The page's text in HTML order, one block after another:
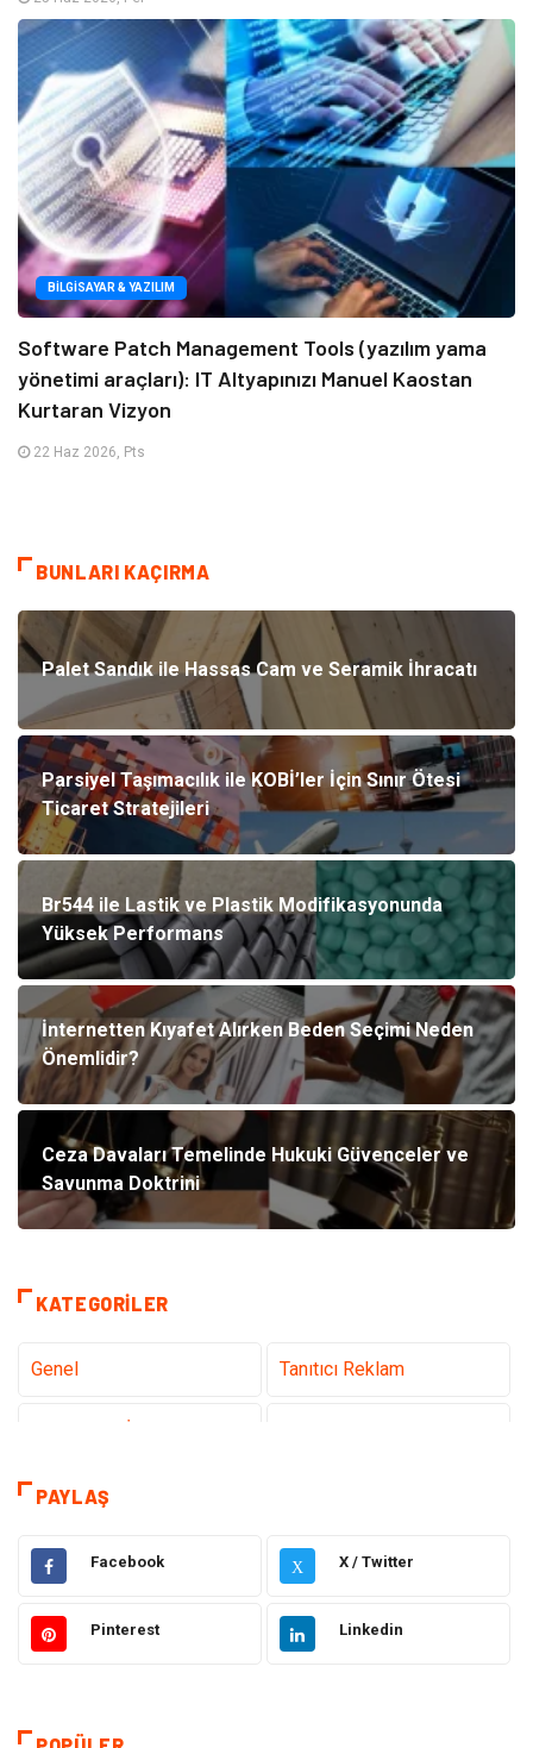
BILGISAYAR & YAZILIM
Software Patch Management Tools (yazılım yama
yönetimi araçları): IT Altyapınızı Manuel Kaostan
Kurtaran Vizyon
22 Haz 2026, Pts
BUNLARI KAÇIRMA
Palet Sandık ile Hassas Cam ve Seramik İhracatı
Parsiyel Taşımacılık ile KOBİ’ler İçin Sınır Ötesi
Ticaret Stratejileri
Br544 ile Lastik ve Plastik Modifikasyonunda
Yüksek Performans
İnternetten Kıyafet Alırken Beden Seçimi Neden
Önemlidir?
Ceza Davaları Temelinde Hukuki Güvenceler ve
Savunma Doktrini
KATEGORILER
Genel Tanıtıcı Reklam
Hizmet
Hukuk Elektrik Elektronik
Güzellik & Bakım Moda
Giyim
PAYLAŞ
Facebook X X / Twitter
Pinterest Linkedin